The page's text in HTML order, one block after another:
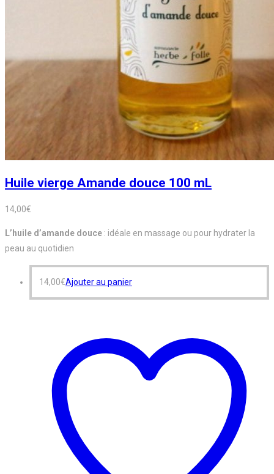
Huile vierge Amande douce 100 mL
14,00€
L’huile d’amande douce : idéale en massage ou pour hydrater la
peau au quotidien
14,00€Ajouter au panier